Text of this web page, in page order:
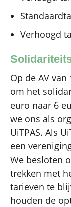
Verhoogd
Op de AV
om het
euro naar 6
we ons als
UiTPAS. Als
een
We besloten
trekken met
tarieven te
houden de